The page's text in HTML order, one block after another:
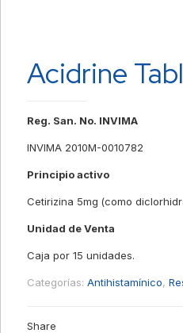
Acidrine
Reg. San. No. INVIMA
INVIMA 2010M-0010782
Principio activo
Cetirizina 5mg (como
Unidad de Venta
Caja por 15 unidades.
Categorías: Antihistamínico,
Share